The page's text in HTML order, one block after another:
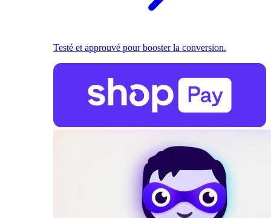
Testé et approuvé pour booster la conversion.